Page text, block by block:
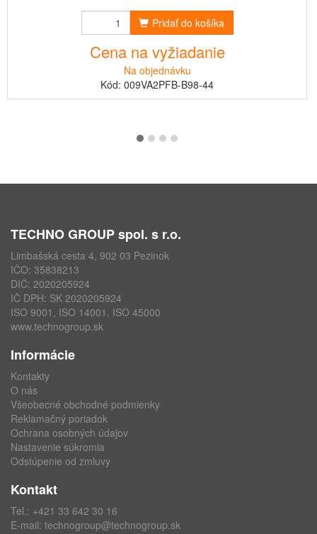
Pridať do košíka
Cena na vyžiadanie
Na objednávku
Kód: 009VA2PFB-B98-44
TECHNO GROUP spol. s r.o.
Limbašská cesta 4, 902 03 Pezinok
IČO: 35838213
DIČ: 2020205924
IČ DPH: SK 2020205924
ISO 9001, ISO 14001, ISO 45000
www.technogroup.sk
Informácie
Kontakty
O nás
Všeobecné obchodné podmienky
Reklamačný poriadok
Ochrana osobných údajov
Nastavenie súkromia
Odstúpenie od zmluvy
Kontakt
Tel.: +421 33 642 30 16
E-mail: technogroup@technogroup.sk